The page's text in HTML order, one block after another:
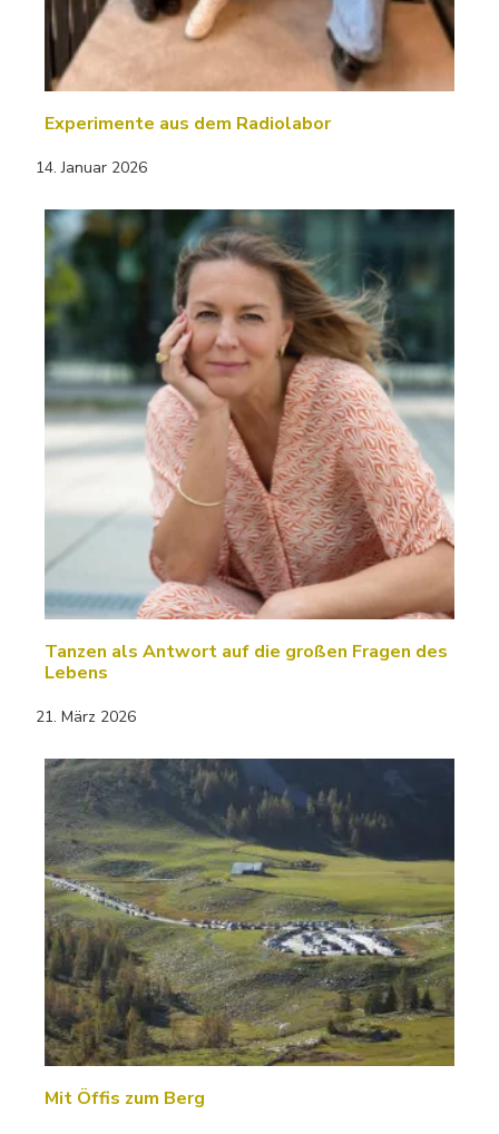
Experimente aus dem Radiolabor
14. Januar 2026
Tanzen als Antwort auf die großen Fragen des
Lebens
21. März 2026
Mit Öffis zum Berg